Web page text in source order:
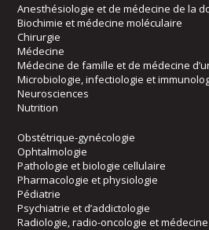
Anesthésiologie et de médecine de la
Biochimie et médecine moléculaire
Chirurgie
Médecine
Médecine de famille et de médecine
Microbiologie, infectiologie et
Neurosciences
Nutrition
Obstétrique-gynécologie
Ophtalmologie
Pathologie et biologie cellulaire
Pharmacologie et physiologie
Pédiatrie
Psychiatrie et d’addictologie
Radiologie, radio-oncologie et